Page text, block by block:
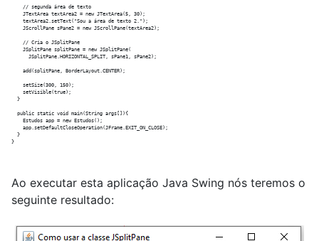
    // segunda área de texto
    JTextArea textArea2 = new JTextArea(5, 30);
    textArea2.setText("Sou a área de texto 2.");
    JScrollPane sPane2 = new JScrollPane(textArea2);
    // Cria o JSplitPane
    JSplitPane splitPane = new JSplitPane(
      JSplitPane.HORIZONTAL_SPLIT, sPane1, sPane2);
    add(splitPane, BorderLayout.CENTER);
    setSize(300, 150);
    setVisible(true);
  }
  public static void main(String args[]){
    Estudos app = new Estudos();
    app.setDefaultCloseOperation(JFrame.EXIT_ON_CLOSE);
  }
Ao executar esta aplicação Java Swing nós teremos o
seguinte resultado: